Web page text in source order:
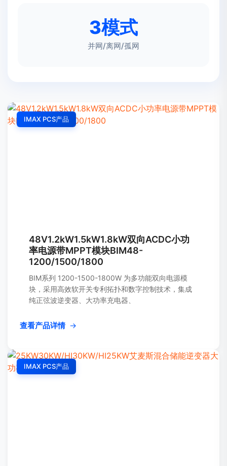
3模式
并网/离网/孤网
IMAX PCS产品
48V1.2kW1.5kW1.8kW双向ACDC小功
率电源带MPPT模块BIM48-
1200/1500/1800
BIM系列 1200-1500-1800W 为多功能双向电源模
块，采用高效软开关专利拓扑和数字控制技术，集成
纯正弦波逆变器、大功率充电器、
查看产品详情 →
IMAX PCS产品